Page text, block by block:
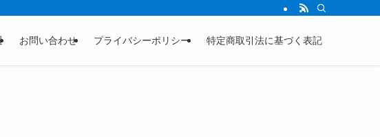
お問い合わせ プライバシーポリシー 特定商取引法に基づく表記